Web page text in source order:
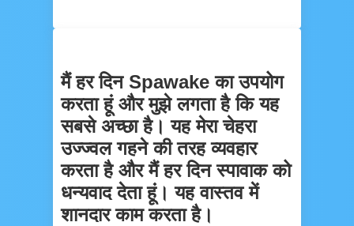
मैं हर दिन Spawake का उपयोग
करता हूं और मुझे लगता है कि यह
सबसे अच्छा है। यह मेरा चेहरा
उज्ज्वल गहने की तरह व्यवहार
करता है और मैं हर दिन स्पावाक को
धन्यवाद देता हूं। यह वास्तव में
शानदार काम करता है।